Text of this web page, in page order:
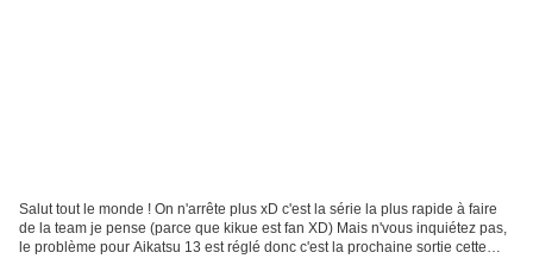
Salut tout le monde ! On n'arrête plus xD c'est la série la plus rapide à faire
de la team je pense (parce que kikue est fan XD) Mais n'vous inquiétez pas,
le problème pour Aikatsu 13 est réglé donc c'est la prochaine sortie cette